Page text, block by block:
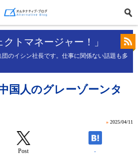
クトマネージャー！」
のイシン社長です。仕事に関係ない話題も多
国人のグレーゾーンタ
» 2025/04/11
Post -